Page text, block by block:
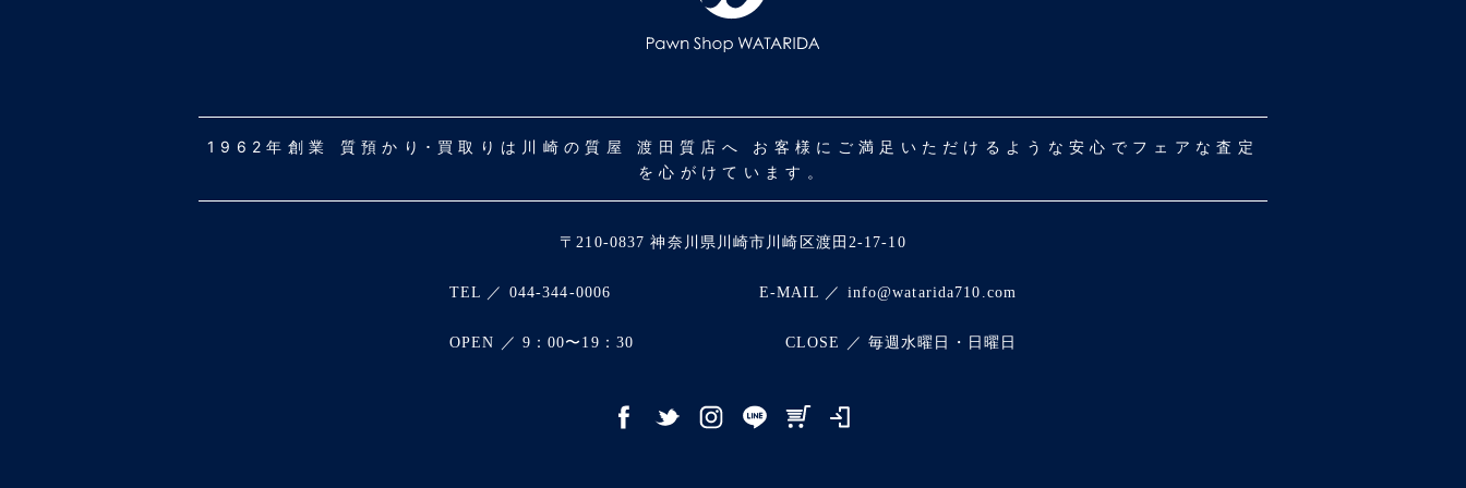
1962年創業 質預かり･買取りは川崎の質屋 渡田質店へ お客様にご満足いただけるような安心でフェアな査定
を心がけています。
〒210-0837 神奈川県川崎市川崎区渡田2-17-10
TEL ／ 044-344-0006 E-MAIL ／ info@watarida710.com
OPEN ／ 9：00〜19：30 CLOSE ／ 毎週水曜日・日曜日